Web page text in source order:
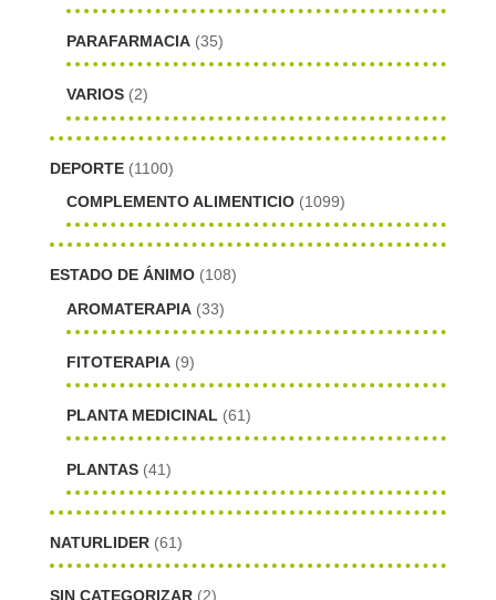
PARAFARMACIA (35)
VARIOS (2)
DEPORTE (1100)
COMPLEMENTO ALIMENTICIO (1099)
ESTADO DE ÁNIMO (108)
AROMATERAPIA (33)
FITOTERAPIA (9)
PLANTA MEDICINAL (61)
PLANTAS (41)
NATURLIDER (61)
SIN CATEGORIZAR (2)